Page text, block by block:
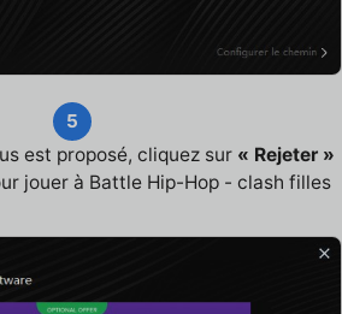
5
est proposé, cliquez sur « Rejeter »
jouer à Battle Hip-Hop - clash filles